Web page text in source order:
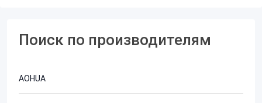
Поиск по производителям
AOHUA